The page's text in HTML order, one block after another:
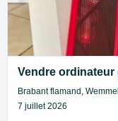
Vendre
Brabant flamand, Wemmel
7 juillet 2026